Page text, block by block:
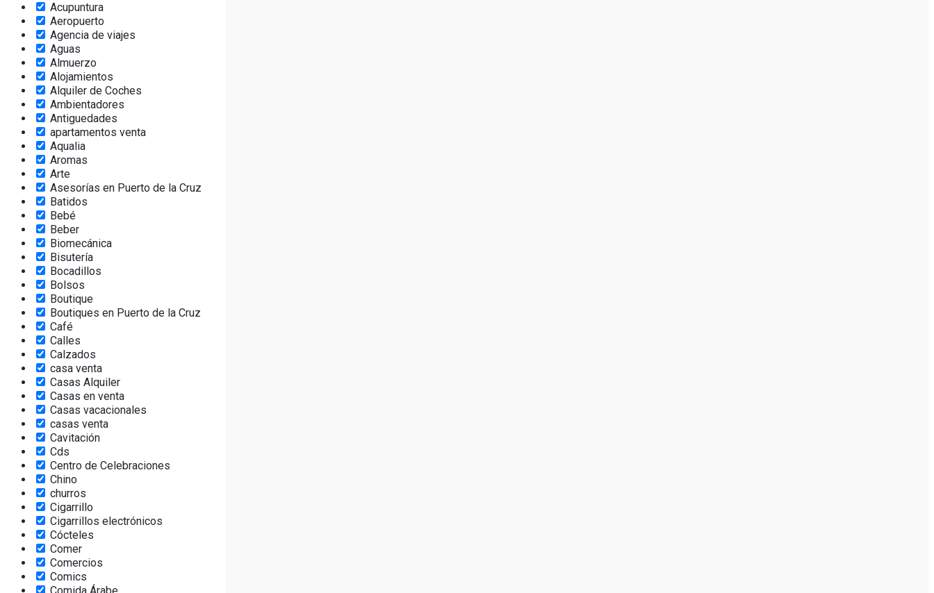
Acupuntura
Aeropuerto
Agencia de viajes
Aguas
Almuerzo
Alojamientos
Alquiler de Coches
Ambientadores
Antiguedades
apartamentos venta
Aqualia
Aromas
Arte
Asesorías en Puerto de la Cruz
Batidos
Bebé
Beber
Biomecánica
Bisutería
Bocadillos
Bolsos
Boutique
Boutiques en Puerto de la Cruz
Café
Calles
Calzados
casa venta
Casas Alquiler
Casas en venta
Casas vacacionales
casas venta
Cavitación
Cds
Centro de Celebraciones
Chino
churros
Cigarrillo
Cigarrillos electrónicos
Cócteles
Comer
Comercios
Comics